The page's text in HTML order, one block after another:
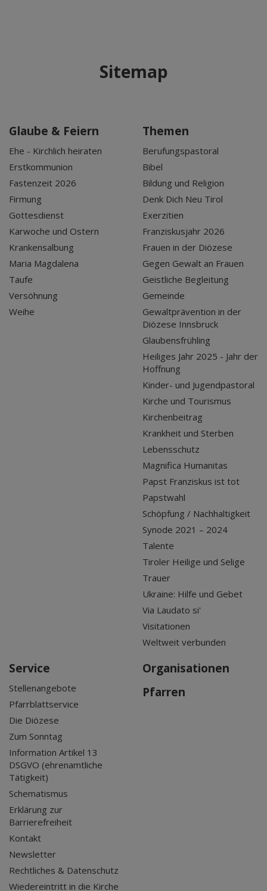
Sitemap
Glaube & Feiern
Ehe - Kirchlich heiraten
Erstkommunion
Fastenzeit 2026
Firmung
Gottesdienst
Karwoche und Ostern
Krankensalbung
Maria Magdalena
Taufe
Versöhnung
Weihe
Themen
Berufungspastoral
Bibel
Bildung und Religion
Denk Dich Neu Tirol
Exerzitien
Franziskusjahr 2026
Frauen in der Diözese
Gegen Gewalt an Frauen
Geistliche Begleitung
Gemeinde
Gewaltprävention in der
Diözese Innsbruck
Glaubensfrühling
Heiliges Jahr 2025 - Jahr der
Hoffnung
Kinder- und Jugendpastoral
Kirche und Tourismus
Kirchenbeitrag
Krankheit und Sterben
Lebensschutz
Magnifica Humanitas
Papst Franziskus ist tot
Papstwahl
Schöpfung / Nachhaltigkeit
Synode 2021 – 2024
Talente
Tiroler Heilige und Selige
Trauer
Ukraine: Hilfe und Gebet
Via Laudato si'
Visitationen
Weltweit verbunden
Service
Stellenangebote
Pfarrblattservice
Die Diözese
Zum Sonntag
Information Artikel 13
DSGVO (ehrenamtliche
Tätigkeit)
Schematismus
Erklärung zur
Barrierefreiheit
Kontakt
Newsletter
Rechtliches & Datenschutz
Wiedereintritt in die Kirche
Organisationen
Pfarren